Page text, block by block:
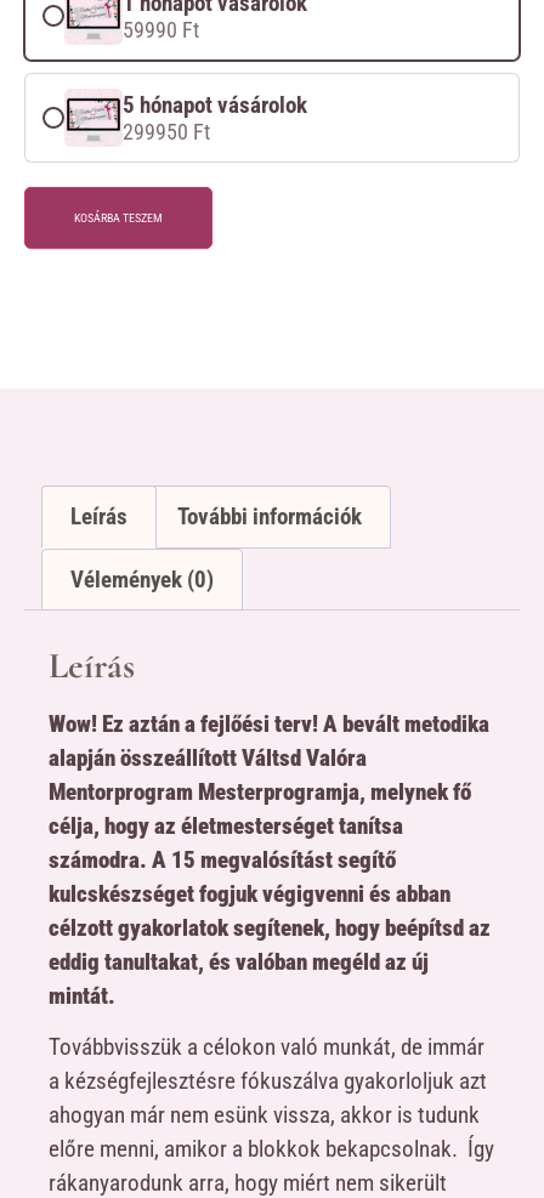
59990 Ft
5 hónapot vásárolok
299950 Ft
KOSÁRBA TESZEM
Leírás További információk
Vélemények (0)
Leírás
Wow! Ez aztán a fejlőési terv! A bevált metodika
alapján összeállított Váltsd Valóra
Mentorprogram Mesterprogramja, melynek fő
célja, hogy az életmesterséget tanítsa
számodra. A 15 megvalósítást segítő
kulcskészséget fogjuk végigvenni és abban
célzott gyakorlatok segítenek, hogy beépítsd az
eddig tanultakat, és valóban megéld az új
mintát.
Továbbvisszük a célokon való munkát, de immár
a kézségfejlesztésre fókuszálva gyakorloljuk azt
ahogyan már nem esünk vissza, akkor is tudunk
előre menni, amikor a blokkok bekapcsolnak. Így
rákanyarodunk arra, hogy miért nem sikerült